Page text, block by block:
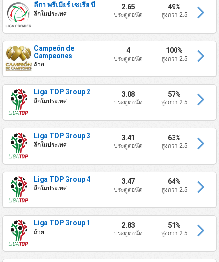
ลีกา พรีเมียร์ เซเรีย บี
ลีกในประเทศ
2.65
ประตูต่อนัด
49%
สูงกว่า 2.5
Campeón de
Campeones
ถ้วย
4
ประตูต่อนัด
100%
สูงกว่า 2.5
Liga TDP Group 2
ลีกในประเทศ
3.08
ประตูต่อนัด
57%
สูงกว่า 2.5
Liga TDP Group 3
ลีกในประเทศ
3.41
ประตูต่อนัด
63%
สูงกว่า 2.5
Liga TDP Group 4
ลีกในประเทศ
3.47
ประตูต่อนัด
64%
สูงกว่า 2.5
Liga TDP Group 1
ถ้วย
2.83
ประตูต่อนัด
51%
สูงกว่า 2.5